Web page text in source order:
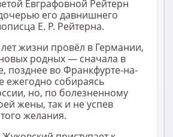
Евграфовной Рейтерн
его давнишнего
Е. Р. Рейтерна.
жизни провёл в Германии,
новых родных — сначала в
позднее во Франкфурте-на-
ежегодно собираясь
но, по болезненному
жены, так и не успев
желания.